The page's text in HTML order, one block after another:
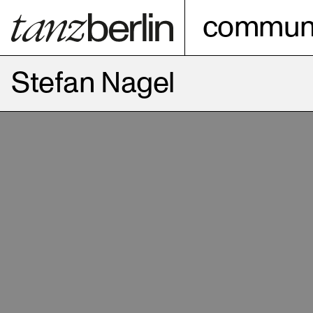
Stefan Nagel